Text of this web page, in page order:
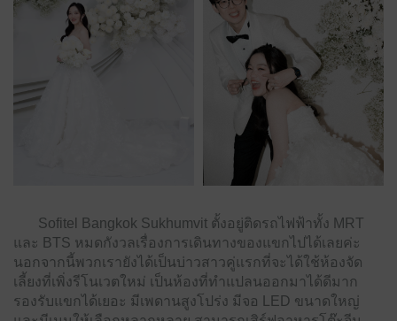
Sofitel Bangkok Sukhumvit ตั้งอยู่ติดรถไฟฟ้าทั้ง MRT
และ BTS หมดกังวลเรื่องการเดินทางของแขกไปได้เลยค่ะ
นอกจากนี้พวกเรายังได้เป็นบ่าวสาวคู่แรกที่จะได้ใช้ห้องจัด
เลี้ยงที่เพิ่งรีโนเวตใหม่ เป็นห้องที่ทำแปลนออกมาได้ดีมาก
รองรับแขกได้เยอะ มีเพดานสูงโปร่ง มีจอ LED ขนาดใหญ่